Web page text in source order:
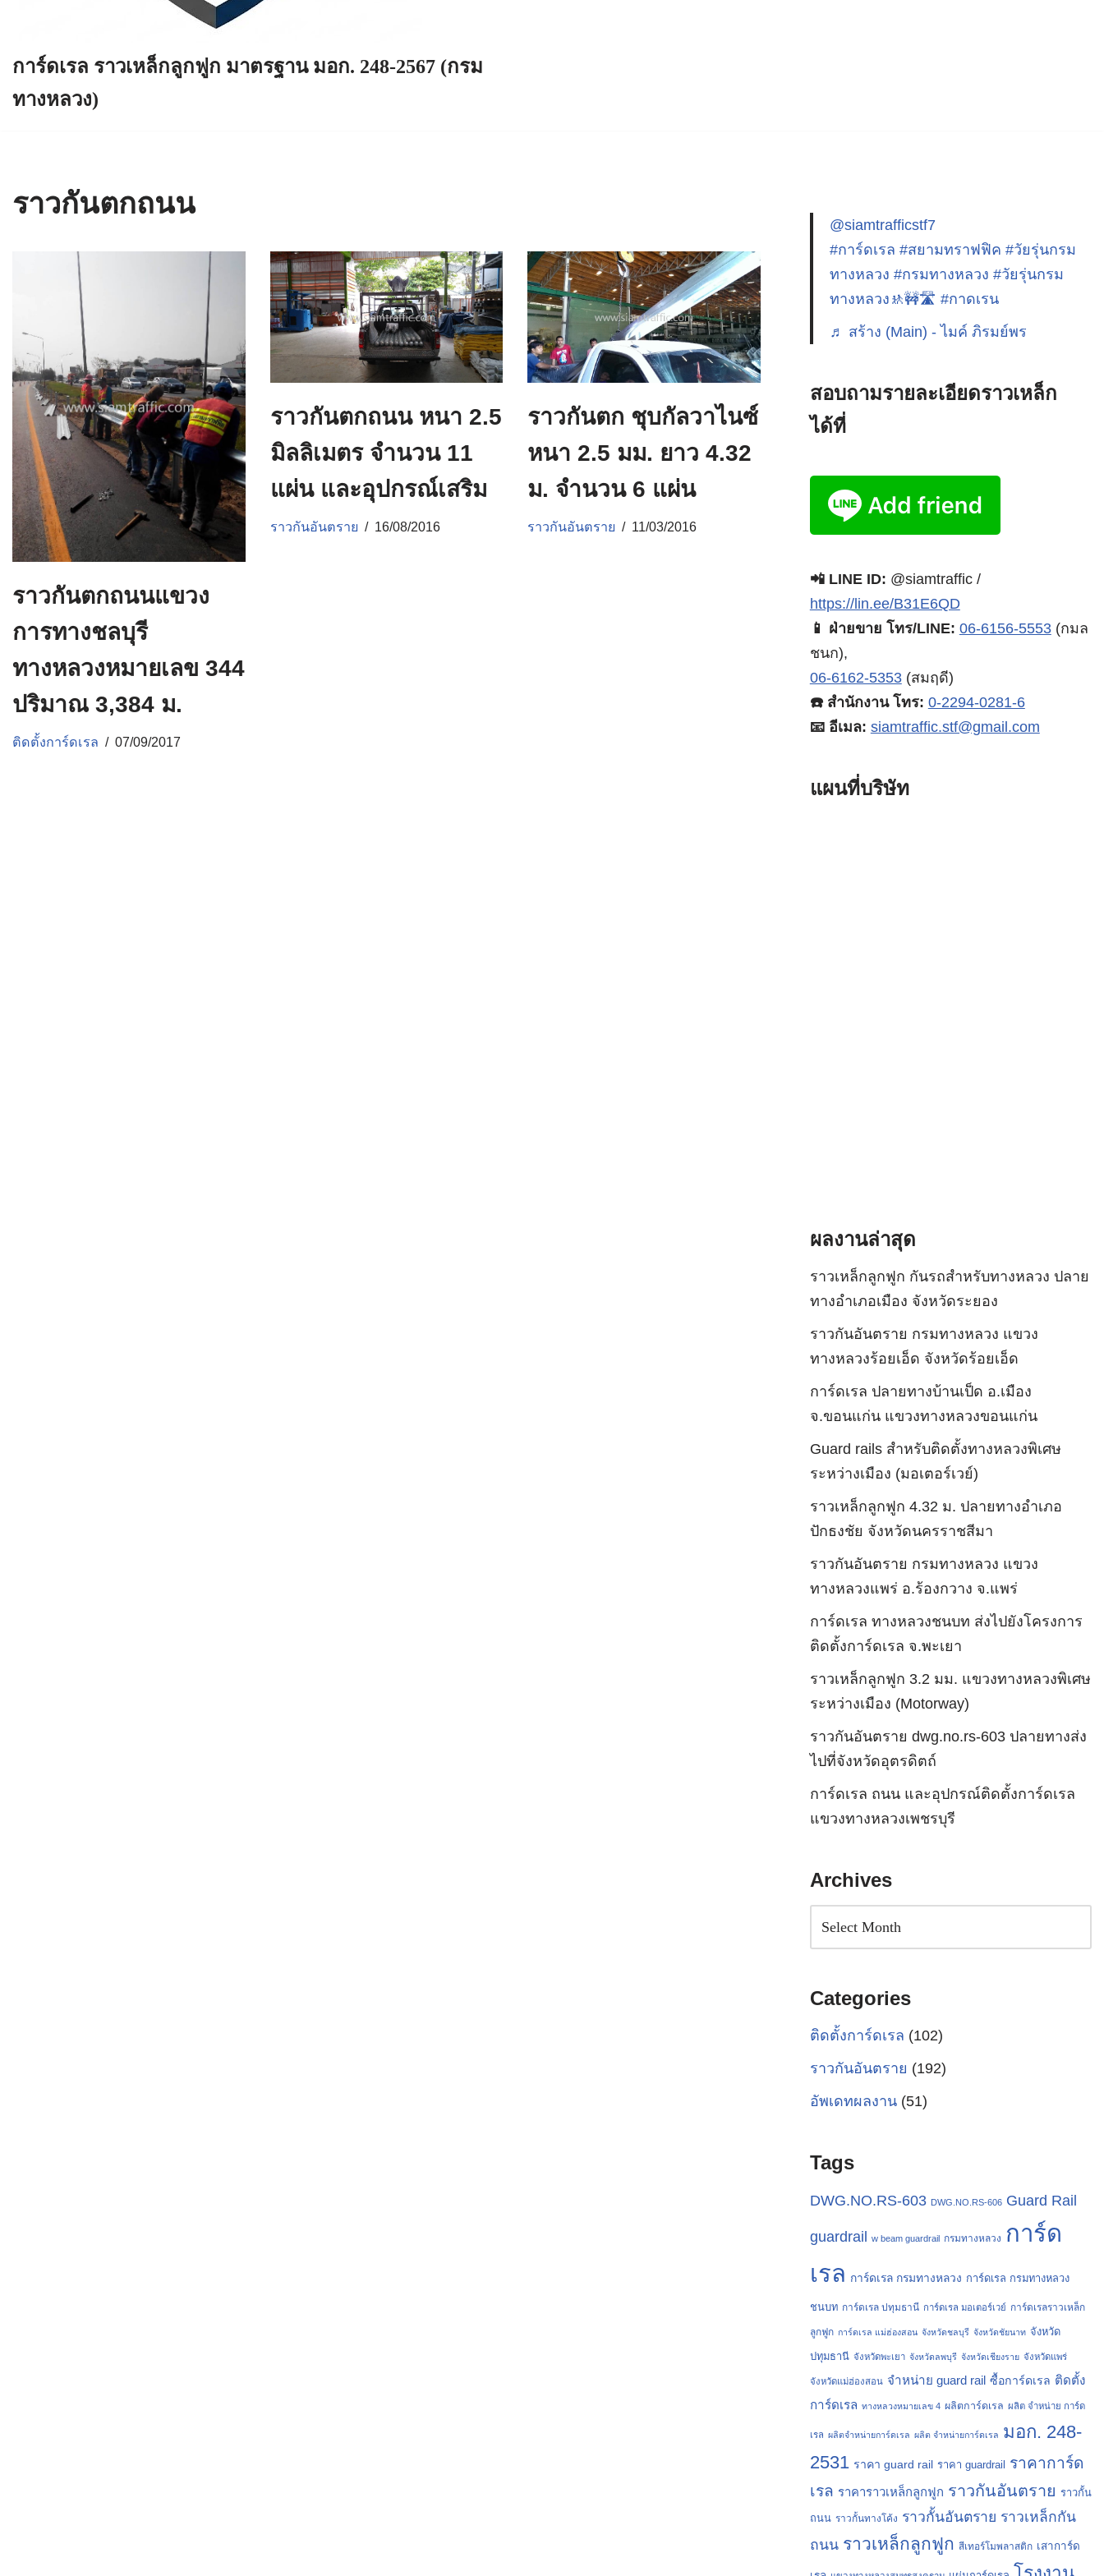
การ์ดเรล ราวเหล็กลูกฟูก มาตรฐาน มอก. 248-2567 (กรม
ทางหลวง)
ราวกันตกถนน
ราวกันตกถนนแขวง
การทางชลบุรี
ทางหลวงหมายเลข 344
ปริมาณ 3,384 ม.
ติดตั้งการ์ดเรล 07/09/2017
ราวกันตกถนน หนา 2.5
มิลลิเมตร จำนวน 11
แผ่น และอุปกรณ์เสริม
ราวกันอันตราย 16/08/2016
ราวกันตก ชุบกัลวาไนซ์
หนา 2.5 มม. ยาว 4.32
ม. จำนวน 6 แผ่น
ราวกันอันตราย 11/03/2016
@siamtrafficstf7
#การ์ดเรล #สยามทราฟฟิค #วัยรุ่นกรม
ทางหลวง #กรมทางหลวง #วัยรุ่นกรม
ทางหลวง🚸🚧🛣️ #กาดเรน
♬ สร้าง (Main) - ไมค์ ภิรมย์พร
สอบถามรายละเอียดราวเหล็ก
ได้ที่
📲 LINE ID: @siamtraffic /
https://lin.ee/B31E6QD
📱 ฝ่ายขาย โทร/LINE: 06-6156-5553(กมล
ชนก),
06-6162-5353(สมฤดี)
☎️ สำนักงาน โทร: 0-2294-0281-6
📧 อีเมล: siamtraffic.stf@gmail.com
แผนที่บริษัท
ผลงานล่าสุด
ราวเหล็กลูกฟูก กันรถสําหรับทางหลวง ปลาย
ทางอำเภอเมือง จังหวัดระยอง
ราวกันอันตราย กรมทางหลวง แขวง
ทางหลวงร้อยเอ็ด จังหวัดร้อยเอ็ด
การ์ดเรล ปลายทางบ้านเป็ด อ.เมือง
จ.ขอนแก่น แขวงทางหลวงขอนแก่น
Guard rails สำหรับติดตั้งทางหลวงพิเศษ
ระหว่างเมือง (มอเตอร์เวย์)
ราวเหล็กลูกฟูก 4.32 ม. ปลายทางอำเภอ
ปักธงชัย จังหวัดนครราชสีมา
ราวกันอันตราย กรมทางหลวง แขวง
ทางหลวงแพร่ อ.ร้องกวาง จ.แพร่
การ์ดเรล ทางหลวงชนบท ส่งไปยังโครงการ
ติดตั้งการ์ดเรล จ.พะเยา
ราวเหล็กลูกฟูก 3.2 มม. แขวงทางหลวงพิเศษ
ระหว่างเมือง (Motorway)
ราวกันอันตราย dwg.no.rs-603 ปลายทางส่ง
ไปที่จังหวัดอุตรดิตถ์
การ์ดเรล ถนน และอุปกรณ์ติดตั้งการ์ดเรล
แขวงทางหลวงเพชรบุรี
Archives
Categories
ติดตั้งการ์ดเรล (102)
ราวกันอันตราย (192)
อัพเดทผลงาน(51)
Tags
DWG.NO.RS-603 DWG.NO.RS-606 Guard Rail
guardrail w beam guardrail กรมทางหลวง การ์ด
เรล การ์ดเรล กรมทางหลวง การ์ดเรล กรมทางหลวง
ชนบท การ์ดเรล ปทุมธานี การ์ดเรล มอเตอร์เวย์ การ์ดเรลราวเหล็ก
ลูกฟูก การ์ดเรล แม่ฮ่องสอน จังหวัดชลบุรี จังหวัดชัยนาท จังหวัด
ปทุมธานี จังหวัดพะเยา จังหวัดลพบุรี จังหวัดเชียงราย จังหวัดแพร่
จังหวัดแม่ฮ่องสอน จำหน่าย guard rail ซื้อการ์ดเรล ติดตั้ง
การ์ดเรล ทางหลวงหมายเลข 4 ผลิตการ์ดเรล ผลิต จำหน่าย การ์ด
เรล ผลิตจำหน่ายการ์ดเรล ผลิต จำหน่ายการ์ดเรล มอก. 248-
2531 ราคา guard rail ราคา guardrail
ราคาการ์ด
เรล ราคาราวเหล็กลูกฟูก ราวกันอันตราย ราวกั้น
ถนน ราวกั้นทางโค้ง ราวกั้นอันตราย ราวเหล็กกัน
ถนน ราวเหล็กลูกฟูก สีเทอร์โมพลาสติก เสาการ์ด